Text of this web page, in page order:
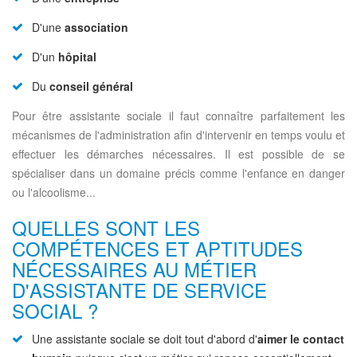
D'une association
D'un hôpital
Du conseil général
Pour être assistante sociale il faut connaître parfaitement les
mécanismes de l'administration afin d'intervenir en temps voulu et
effectuer les démarches nécessaires. Il est possible de se
spécialiser dans un domaine précis comme l'enfance en danger
ou l'alcoolisme...
QUELLES SONT LES
COMPÉTENCES ET APTITUDES
NÉCESSAIRES AU MÉTIER
D'ASSISTANTE DE SERVICE
SOCIAL ?
Une assistante sociale se doit tout d'abord d'aimer le contact